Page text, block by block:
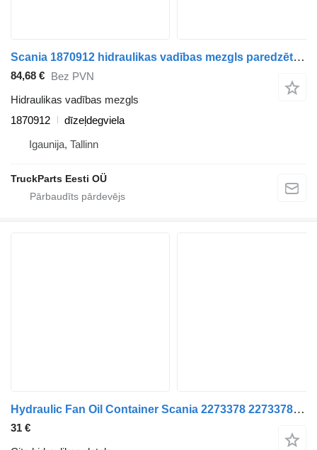
Scania 1870912 hidraulikas vadības mezgls paredzēts Scania K-Series (2016-) autobusa
84,68 € Bez PVN
Hidraulikas vadības mezgls
1870912
dīzeļdegviela
Igaunija, Tallinn
TruckParts Eesti OÜ
Hydraulic Fan Oil Container Scania 2273378 2273378 paredzēts Scania K-Series (2016-) autobusa
31 €